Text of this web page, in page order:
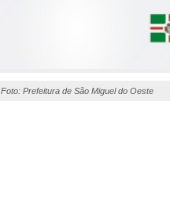
Foto: Prefeitura de São Miguel do Oeste